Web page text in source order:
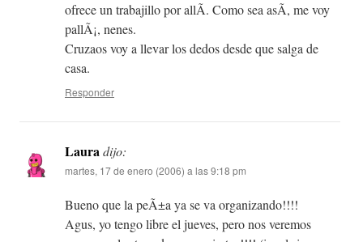
ofrece un trabajillo por allÃ­. Como sea asÃ­, me voy
pallÃ¡, nenes.
Cruzaos voy a llevar los dedos desde que salga de
casa.
Responder
Lauradijo:
martes, 17 de enero (2006) a las 9:18 pm
Bueno que la peÃ±a ya se va organizando!!!!
Agus, yo tengo libre el jueves, pero nos veremos